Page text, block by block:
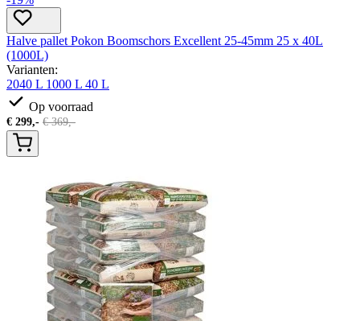
Halve pallet Pokon Boomschors Excellent 25-45mm 25 x 40L
(1000L)
Varianten:
2040 L 1000 L 40 L
Op voorraad
€ 299,- €369,-